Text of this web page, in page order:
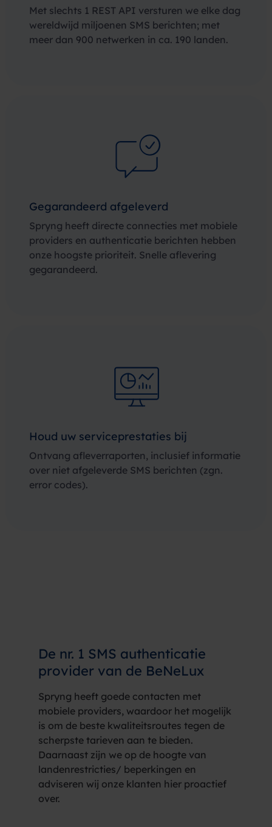
Met slechts 1 REST API versturen we elke dag
wereldwijd miljoenen SMS berichten; met
meer dan 900 netwerken in ca. 190 landen.
Gegarandeerd afgeleverd
Spryng heeft directe connecties met mobiele
providers en authenticatie berichten hebben
onze hoogste prioriteit. Snelle aflevering
gegarandeerd.
Houd uw serviceprestaties bij
Ontvang afleverraporten, inclusief informatie
over niet afgeleverde SMS berichten (zgn.
error codes).
De nr. 1 SMS authenticatie
provider van de BeNeLux
Spryng heeft goede contacten met
mobiele providers, waardoor het mogelijk
is om de beste kwaliteitsroutes tegen de
scherpste tarieven aan te bieden.
Daarnaast zijn we op de hoogte van
landenrestricties/ beperkingen en
adviseren wij onze klanten hier proactief
over.